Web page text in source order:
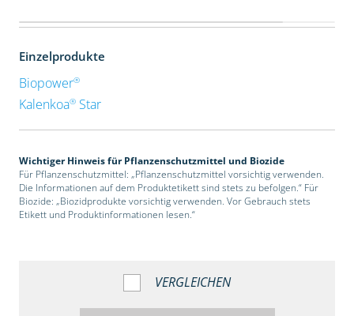
Einzelprodukte
Biopower®
Kalenkoa®Star
Wichtiger Hinweis für Pflanzenschutzmittel und Biozide
Für Pflanzenschutzmittel: „Pflanzenschutzmittel vorsichtig verwenden.
Die Informationen auf dem Produktetikett sind stets zu befolgen.“ Für
Biozide: „Biozidprodukte vorsichtig verwenden. Vor Gebrauch stets
Etikett und Produktinformationen lesen.“
VERGLEICHEN